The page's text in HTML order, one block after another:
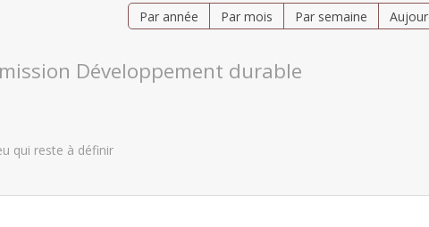
Par année Par mois Par semaine
Développement durable
qui reste à définir